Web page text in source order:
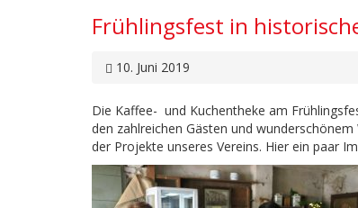
Frühlingsfest in
10. Juni 2019
Die Kaffee- und Kuchentheke am
den zahlreichen Gästen und
der Projekte unseres Vereins. Hier ein paar